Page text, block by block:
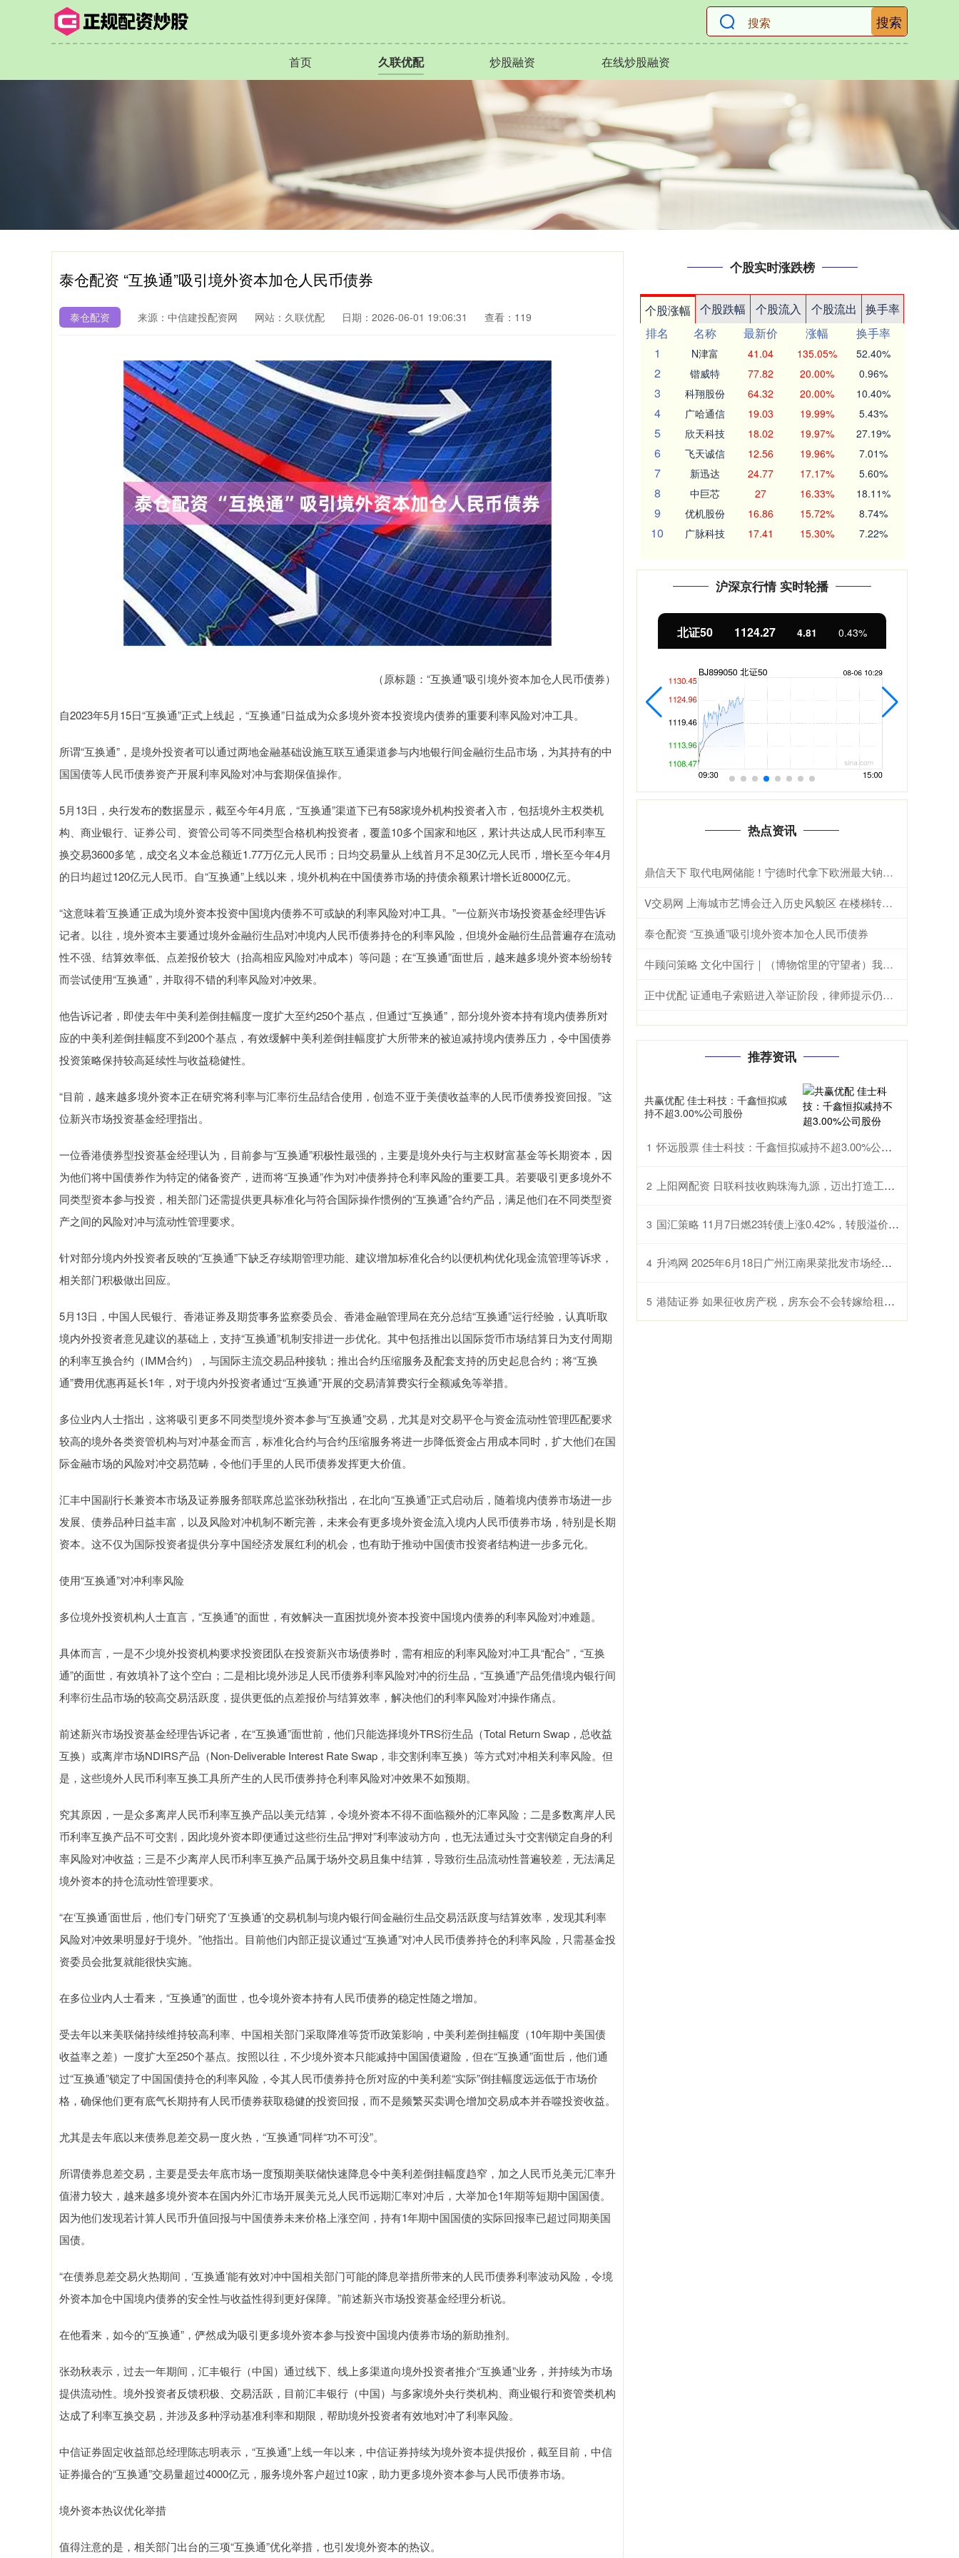
搜索
首页 久联优配 炒股融资 在线炒股融资
泰仓配资 “互换通”吸引境外资本加仓人民币债券
泰仓配资 来源：中信建投配资网 网站：久联优配 日期：2026-06-01 19:06:31 查看：119
（原标题：“互换通”吸引境外资本加仓人民币债券）
自2023年5月15日“互换通”正式上线起，“互换通”日益成为众多境外资本投资境内债券的重要利率风险对冲工具。
所谓“互换通”，是境外投资者可以通过两地金融基础设施互联互通渠道参与内地银行间金融衍生品市场，为其持有的中
国国债等人民币债券资产开展利率风险对冲与套期保值操作。
5月13日，央行发布的数据显示，截至今年4月底，“互换通”渠道下已有58家境外机构投资者入市，包括境外主权类机
构、商业银行、证券公司、资管公司等不同类型合格机构投资者，覆盖10多个国家和地区，累计共达成人民币利率互
换交易3600多笔，成交名义本金总额近1.77万亿元人民币；日均交易量从上线首月不足30亿元人民币，增长至今年4月
的日均超过120亿元人民币。自“互换通”上线以来，境外机构在中国债券市场的持债余额累计增长近8000亿元。
“这意味着‘互换通’正成为境外资本投资中国境内债券不可或缺的利率风险对冲工具。”一位新兴市场投资基金经理告诉
记者。以往，境外资本主要通过境外金融衍生品对冲境内人民币债券持仓的利率风险，但境外金融衍生品普遍存在流动
性不强、结算效率低、点差报价较大（抬高相应风险对冲成本）等问题；在“互换通”面世后，越来越多境外资本纷纷转
而尝试使用“互换通”，并取得不错的利率风险对冲效果。
他告诉记者，即使去年中美利差倒挂幅度一度扩大至约250个基点，但通过“互换通”，部分境外资本持有境内债券所对
应的中美利差倒挂幅度不到200个基点，有效缓解中美利差倒挂幅度扩大所带来的被迫减持境内债券压力，令中国债券
投资策略保持较高延续性与收益稳健性。
“目前，越来越多境外资本正在研究将利率与汇率衍生品结合使用，创造不亚于美债收益率的人民币债券投资回报。”这
位新兴市场投资基金经理指出。
一位香港债券型投资基金经理认为，目前参与“互换通”积极性最强的，主要是境外央行与主权财富基金等长期资本，因
为他们将中国债券作为特定的储备资产，进而将“互换通”作为对冲债券持仓利率风险的重要工具。若要吸引更多境外不
同类型资本参与投资，相关部门还需提供更具标准化与符合国际操作惯例的“互换通”合约产品，满足他们在不同类型资
产之间的风险对冲与流动性管理要求。
针对部分境内外投资者反映的“互换通”下缺乏存续期管理功能、建议增加标准化合约以便机构优化现金流管理等诉求，
相关部门积极做出回应。
5月13日，中国人民银行、香港证券及期货事务监察委员会、香港金融管理局在充分总结“互换通”运行经验，认真听取
境内外投资者意见建议的基础上，支持“互换通”机制安排进一步优化。其中包括推出以国际货币市场结算日为支付周期
的利率互换合约（IMM合约），与国际主流交易品种接轨；推出合约压缩服务及配套支持的历史起息合约；将“互换
通”费用优惠再延长1年，对于境内外投资者通过“互换通”开展的交易清算费实行全额减免等举措。
多位业内人士指出，这将吸引更多不同类型境外资本参与“互换通”交易，尤其是对交易平仓与资金流动性管理匹配要求
较高的境外各类资管机构与对冲基金而言，标准化合约与合约压缩服务将进一步降低资金占用成本同时，扩大他们在国
际金融市场的风险对冲交易范畴，令他们手里的人民币债券发挥更大价值。
汇丰中国副行长兼资本市场及证券服务部联席总监张劲秋指出，在北向“互换通”正式启动后，随着境内债券市场进一步
发展、债券品种日益丰富，以及风险对冲机制不断完善，未来会有更多境外资金流入境内人民币债券市场，特别是长期
资本。这不仅为国际投资者提供分享中国经济发展红利的机会，也有助于推动中国债市投资者结构进一步多元化。
使用“互换通”对冲利率风险
多位境外投资机构人士直言，“互换通”的面世，有效解决一直困扰境外资本投资中国境内债券的利率风险对冲难题。
具体而言，一是不少境外投资机构要求投资团队在投资新兴市场债券时，需有相应的利率风险对冲工具“配合”，“互换
通”的面世，有效填补了这个空白；二是相比境外涉足人民币债券利率风险对冲的衍生品，“互换通”产品凭借境内银行间
利率衍生品市场的较高交易活跃度，提供更低的点差报价与结算效率，解决他们的利率风险对冲操作痛点。
前述新兴市场投资基金经理告诉记者，在“互换通”面世前，他们只能选择境外TRS衍生品（Total Return Swap，总收益
互换）或离岸市场NDIRS产品（Non-Deliverable Interest Rate Swap，非交割利率互换）等方式对冲相关利率风险。但
是，这些境外人民币利率互换工具所产生的人民币债券持仓利率风险对冲效果不如预期。
究其原因，一是众多离岸人民币利率互换产品以美元结算，令境外资本不得不面临额外的汇率风险；二是多数离岸人民
币利率互换产品不可交割，因此境外资本即便通过这些衍生品“押对”利率波动方向，也无法通过头寸交割锁定自身的利
率风险对冲收益；三是不少离岸人民币利率互换产品属于场外交易且集中结算，导致衍生品流动性普遍较差，无法满足
境外资本的持仓流动性管理要求。
“在‘互换通’面世后，他们专门研究了‘互换通’的交易机制与境内银行间金融衍生品交易活跃度与结算效率，发现其利率
风险对冲效果明显好于境外。”他指出。目前他们内部正提议通过“互换通”对冲人民币债券持仓的利率风险，只需基金投
资委员会批复就能很快实施。
在多位业内人士看来，“互换通”的面世，也令境外资本持有人民币债券的稳定性随之增加。
受去年以来美联储持续维持较高利率、中国相关部门采取降准等货币政策影响，中美利差倒挂幅度（10年期中美国债
收益率之差）一度扩大至250个基点。按照以往，不少境外资本只能减持中国国债避险，但在“互换通”面世后，他们通
过“互换通”锁定了中国国债持仓的利率风险，令其人民币债券持仓所对应的中美利差“实际”倒挂幅度远远低于市场价
格，确保他们更有底气长期持有人民币债券获取稳健的投资回报，而不是频繁买卖调仓增加交易成本并吞噬投资收益。
尤其是去年底以来债券息差交易一度火热，“互换通”同样“功不可没”。
所谓债券息差交易，主要是受去年底市场一度预期美联储快速降息令中美利差倒挂幅度趋窄，加之人民币兑美元汇率升
值潜力较大，越来越多境外资本在国内外汇市场开展美元兑人民币远期汇率对冲后，大举加仓1年期等短期中国国债。
因为他们发现若计算人民币升值回报与中国债券未来价格上涨空间，持有1年期中国国债的实际回报率已超过同期美国
国债。
“在债券息差交易火热期间，‘互换通’能有效对冲中国相关部门可能的降息举措所带来的人民币债券利率波动风险，令境
外资本加仓中国境内债券的安全性与收益性得到更好保障。”前述新兴市场投资基金经理分析说。
在他看来，如今的“互换通”，俨然成为吸引更多境外资本参与投资中国境内债券市场的新助推剂。
张劲秋表示，过去一年期间，汇丰银行（中国）通过线下、线上多渠道向境外投资者推介“互换通”业务，并持续为市场
提供流动性。境外投资者反馈积极、交易活跃，目前汇丰银行（中国）与多家境外央行类机构、商业银行和资管类机构
达成了利率互换交易，并涉及多种浮动基准利率和期限，帮助境外投资者有效地对冲了利率风险。
中信证券固定收益部总经理陈志明表示，“互换通”上线一年以来，中信证券持续为境外资本提供报价，截至目前，中信
证券撮合的“互换通”交易量超过4000亿元，服务境外客户超过10家，助力更多境外资本参与人民币债券市场。
境外资本热议优化举措
值得注意的是，相关部门出台的三项“互换通”优化举措，也引发境外资本的热议。
个股实时涨跌榜
个股涨幅 个股跌幅 个股流入 个股流出
换手率
排名
名称 最新价 涨幅
换手率
1
N津富 41.04 135.05% 52.40%
2 锴威特 77.82 20.00% 0.96%
3 科翔股份 64.32 20.00% 10.40%
4 广哈通信 19.03 19.99% 5.43%
5 欣天科技 18.02 19.97% 27.19%
6 飞天诚信 12.56 19.96% 7.01%
7 新迅达 24.77 17.17% 5.60%
8 中巨芯 27 16.33% 18.11%
9 优机股份 16.86 15.72% 8.74%
10 广脉科技 17.41 15.30% 7.22%
沪深京行情 实时轮播
深证成指 14208.45 64.25 0.45% 沪深300 4664.54 6.38 北证50 1124.27 4.81 0.43%
热点资讯
鼎信天下 取代电网储能！宁德时代拿下欧洲最大钠离子储能系统：使用寿命高达30年
V交易网 上海城市艺博会迁入历史风貌区 在楼梯转角遇到艺术品｜让城市空间美起来
泰仓配资 “互换通”吸引境外资本加仓人民币债券
牛顾问策略 文化中国行｜（博物馆里的守望者）我为古籍“补”时光
正中优配 证通电子索赔进入举证阶段，律师提示仍可参与
推荐资讯
共赢优配 佳士科技：千鑫恒拟减
持不超3.00%公司股份
1 怀远股票 佳士科技：千鑫恒拟减持不超3.00%公司股份
2 上阳网配资 日联科技收购珠海九源，迈出打造工业检测平台型企业的关键一步
3 国汇策略 11月7日燃23转债上涨0.42%，转股溢价率36.8%
4 升鸿网 2025年6月18日广州江南果菜批发市场经营管理有限公司价格行情
5 港陆证券 如果征收房产税，房东会不会转嫁给租客？